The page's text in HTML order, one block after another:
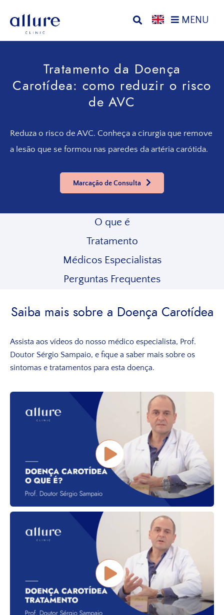
para
para
Allure
Allure
Clínica
de
Endocrinologia,
Nutrição,
Dermatológicos
MENU
Tratamento da Doença
Carotídea: como reduzir o risco
de AVC
Reduza o risco de AVC. Conheça a cirurgia que remove
a lesão que se formou nas paredes da artéria carótida.
Marcação de Consulta
O que é
Tratamento
Médicos Especialistas
Perguntas Frequentes
Saiba mais sobre a Doença Carotídea
Assista aos vídeos do nosso médico especialista, Prof.
Doutor Sérgio Sampaio, e fique a saber mais sobre os
sintomas e tratamentos para esta doença.